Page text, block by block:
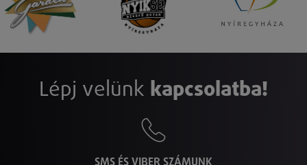
Lépj velünk kapcsolatba!
SMS ÉS VIBER SZÁMUNK